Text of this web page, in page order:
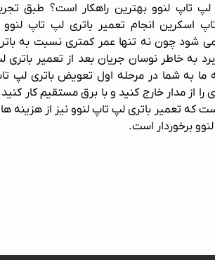
لپ تاپ لنوو بهترین راهکار است؟ طبق
اسکرین انجام تعمیر باتری لپ تاپ لنوو
شود چون نه تنها عمر کمتری نسبت به
به خاطر نوسان جریان بعد از تعمیر باتری
ما به شما در مرحله اول تعویض باتری لپ
را از مدار خارج کنید و با برق مستقیم کار کنید
که تعمیر باتری لپ تاپ لنوو نیز از هزینه
برخوردار است.